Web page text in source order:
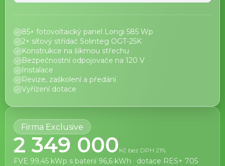
85× fotovoltaický panel Longi 585 Wp
2× síťový střídač Solinteg OGT-25K
Konstrukce na šikmou střechu
Bezpečnostní odpojovače na 120 V
Instalace
Revize, zaškolení a předání
Vyřízení dotace
Firma Exclusive
2 349 000Kč bez DPH 21%
FVE 99,45 kWp s baterií 96,6 kWh · dotace RES+ 705